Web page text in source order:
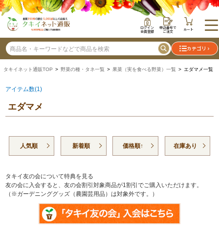
ログイン
会員登録
申込番号で
ご注文 カート
カテゴリ
タキイネット通販TOP > 野菜の種・タネ一覧 > 果菜（実を食べる野菜）一覧 > エダマメ一覧
アイテム数(1)
エダマメ
人気順 新着順 価格順↑ 在庫あり
タキイ友の会について特典を見る
友の会に入会すると、友の会割引対象商品が1割引でご購入いただけます。
（※ガーデニンググッズ（農園芸用品）は対象外です。）